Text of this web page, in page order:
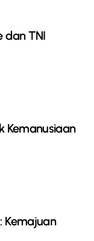
dan TNI
Kemanusiaan
Kemajuan